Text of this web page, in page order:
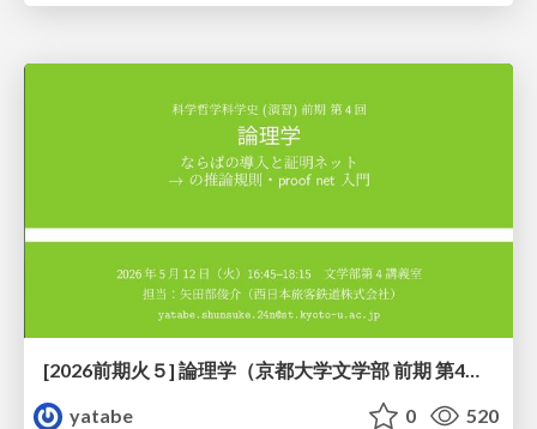
[2026前期火５] 論理学（京都大学文学部 前期 第4回）「 ならば（→）の導入と証明ネット」
yatabe
0 520